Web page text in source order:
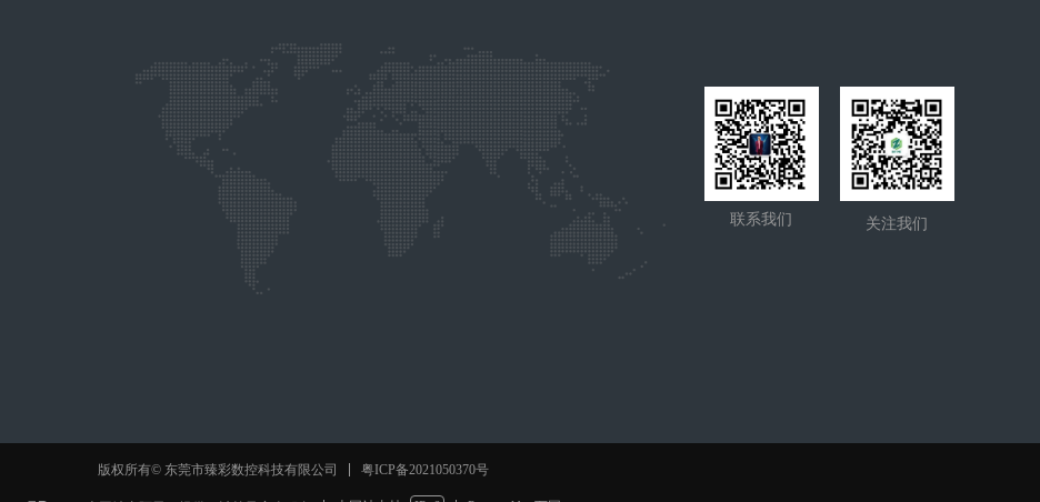
关注我们
联系我们
版权所有© 东莞市臻彩数控科技有限公司 粤ICP备2021050370号